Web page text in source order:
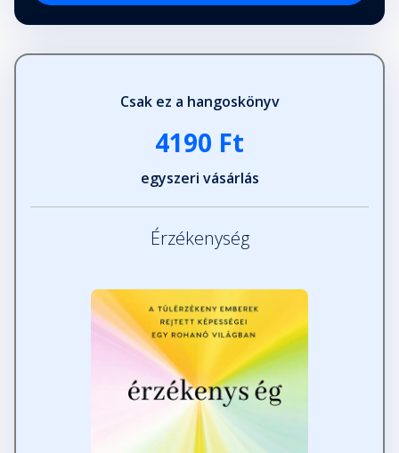
Csak ez a hangoskönyv
4190 Ft
egyszeri vásárlás
Érzékenység